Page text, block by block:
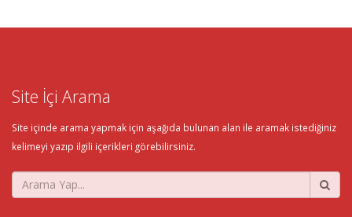
Site İçi Arama
Site içinde arama yapmak için aşağıda bulunan alan ile aramak istediğiniz
kelimeyi yazıp ilgili içerikleri görebilirsiniz.